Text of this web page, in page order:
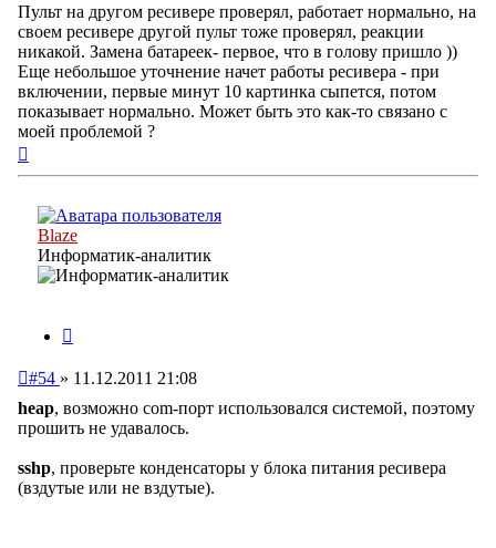
Пульт на другом ресивере проверял, работает нормально, на
своем ресивере другой пульт тоже проверял, реакции
никакой. Замена батареек- первое, что в голову пришло ))
Еще небольшое уточнение начет работы ресивера - при
включении, первые минут 10 картинка сыпется, потом
показывает нормально. Может быть это как-то связано с
моей проблемой ?
Blaze
Информатик-аналитик
Непрочитанное
#54 » 11.12.2011 21:08
heap, возможно com-порт использовался системой, поэтому
прошить не удавалось.
sshp, проверьте конденсаторы у блока питания ресивера
(вздутые или не вздутые).